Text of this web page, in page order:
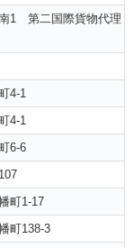
1 第二国際貨物代理
4-1
4-1
6-6
町1-17
町138-3